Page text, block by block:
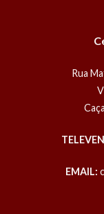
Rua
EMAIL: